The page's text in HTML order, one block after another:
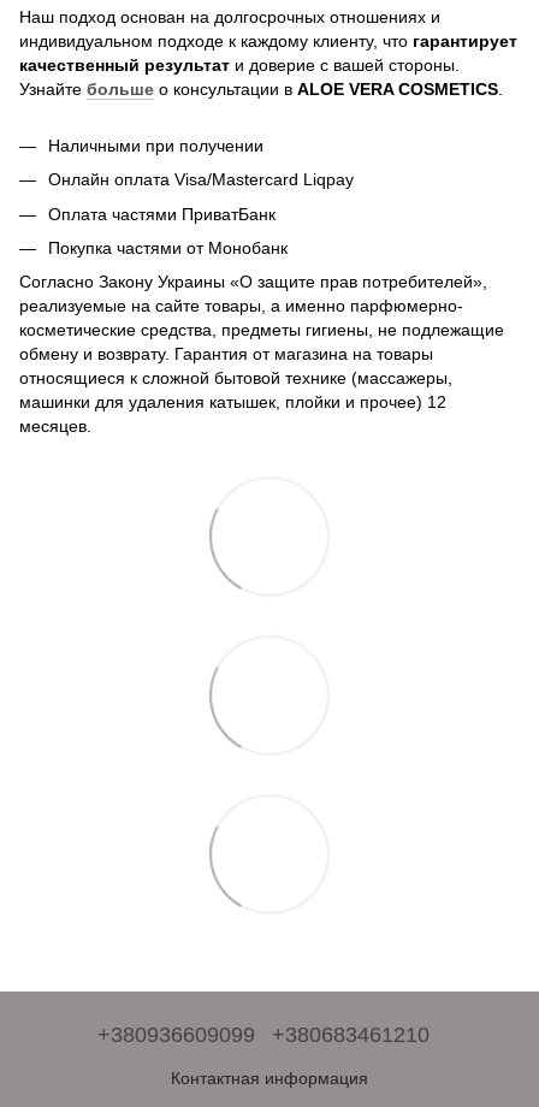
Наш подход основан на долгосрочных отношениях и
индивидуальном подходе к каждому клиенту, что гарантирует
качественный результат и доверие с вашей стороны.
Узнайте больше о консультации в ALOE VERA COSMETICS
Наличными при получении
Онлайн оплата Visa/Mastercard Liqpay
Оплата частями ПриватБанк
Покупка частями от Монобанк
Согласно Закону Украины «О защите прав потребителей»,
реализуемые на сайте товары, а именно парфюмерно-
косметические средства, предметы гигиены, не подлежащие
обмену и возврату. Гарантия от магазина на товары
относящиеся к сложной бытовой технике (массажеры,
машинки для удаления катышек, плойки и прочее) 12
месяцев.
+380936609099 +380683461210
Контактная информация